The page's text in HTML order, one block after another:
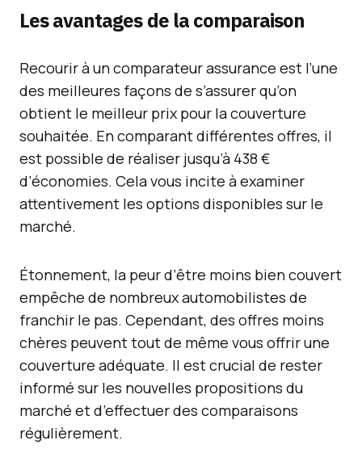
Les avantages de la comparaison
Recourir à un comparateur assurance est l’une
des meilleures façons de s’assurer qu’on
obtient le meilleur prix pour la couverture
souhaitée. En comparant différentes offres, il
est possible de réaliser jusqu’à 438 €
d’économies. Cela vous incite à examiner
attentivement les options disponibles sur le
marché.
Étonnement, la peur d’être moins bien couvert
empêche de nombreux automobilistes de
franchir le pas. Cependant, des offres moins
chères peuvent tout de même vous offrir une
couverture adéquate. Il est crucial de rester
informé sur les nouvelles propositions du
marché et d’effectuer des comparaisons
régulièrement.